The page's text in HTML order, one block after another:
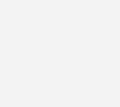
Вы можете
После